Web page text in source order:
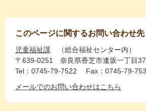
このページに関するお問い合わせ先
児童福祉課
総合福祉センター内
〒639-0251
奈良県香芝市逢坂一丁目
Tel：0745-79-7522
Fax：0745-79-
メールでのお問い合わせはこちら